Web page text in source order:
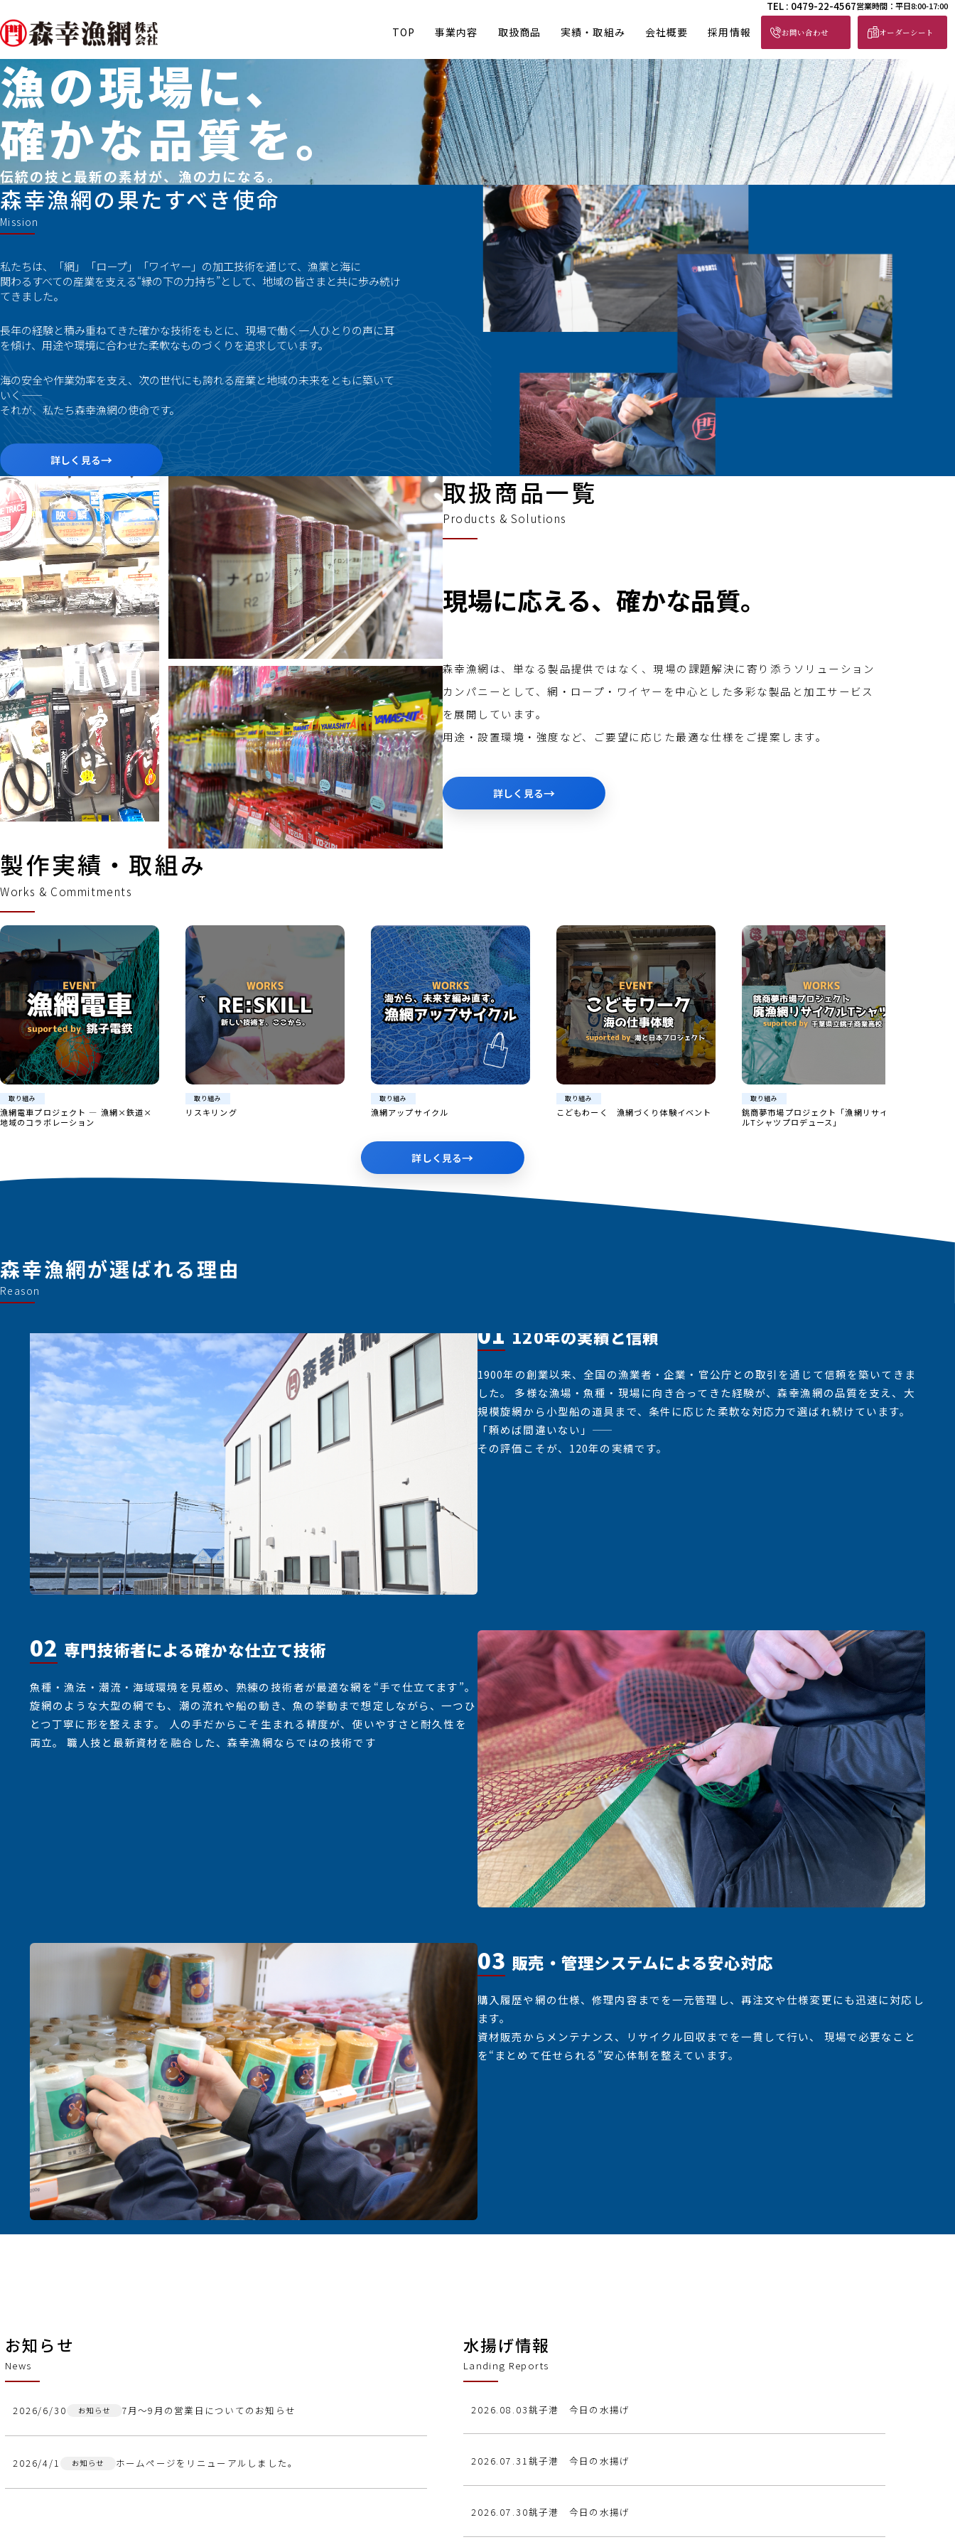
TEL : 0479-22-4567営業時間：平日8:00-17:00
TOP 事業内容 取扱商品 実績・取組み 会社概要 採用情報 お問い合わせ オーダーシート
漁の現場に、
確かな品質を。
伝統の技と最新の素材が、漁の力になる。
森幸漁網の果たすべき使命
Mission
私たちは、「網」「ロープ」「ワイヤー」の加工技術を通じて、漁業と海に
関わるすべての産業を支える“縁の下の力持ち”として、地域の皆さまと共に歩み続け
てきました。
長年の経験と積み重ねてきた確かな技術をもとに、現場で働く一人ひとりの声に耳
を傾け、用途や環境に合わせた柔軟なものづくりを追求しています。
海の安全や作業効率を支え、次の世代にも誇れる産業と地域の未来をともに築いて
いく——
それが、私たち森幸漁網の使命です。
詳しく見る→
取扱商品一覧
Products & Solutions
現場に応える、確かな品質。
森幸漁網は、単なる製品提供ではなく、現場の課題解決に寄り添うソリューション
カンパニーとして、網・ロープ・ワイヤーを中心とした多彩な製品と加工サービス
を展開しています。
用途・設置環境・強度など、ご要望に応じた最適な仕様をご提案します。
詳しく見る→
製作実績・取組み
Works & Commitments
取り組み
リスキリング
取り組み
漁網アップサイクル
取り組み
こどもわーく 漁網づくり体験イベント
取り組み
銚商夢市場プロジェクト「漁網リサイク
取り組み
使用済み漁網のリサイクル事業
詳しく見る→
森幸漁網が選ばれる理由
Reason
01 120年の実績と信頼
1900年の創業以来、全国の漁業者・企業・官公庁との取引を通じて信頼を築いてきま
した。 多様な漁場・魚種・現場に向き合ってきた経験が、森幸漁網の品質を支え、大
規模旋網から小型船の道具まで、条件に応じた柔軟な対応力で選ばれ続けています。
「頼めば間違いない」——
その評価こそが、120年の実績です。
02 専門技術者による確かな仕立て技術
魚種・漁法・潮流・海域環境を見極め、熟練の技術者が最適な網を“手で仕立てます”。
旋網のような大型の網でも、潮の流れや船の動き、魚の挙動まで想定しながら、一つひ
とつ丁寧に形を整えます。 人の手だからこそ生まれる精度が、使いやすさと耐久性を
両立。 職人技と最新資材を融合した、森幸漁網ならではの技術です
03 販売・管理システムによる安心対応
購入履歴や網の仕様、修理内容までを一元管理し、再注文や仕様変更にも迅速に対応し
ます。
資材販売からメンテナンス、リサイクル回収までを一貫して行い、 現場で必要なこと
を“まとめて任せられる”安心体制を整えています。
お知らせ
News
2026/6/30 お知らせ 7月～9月の営業日についてのお知らせ
2026/4/1 お知らせ ホームページをリニューアルしました。
水揚げ情報
Landing Reports
2026.08.03銚子港 今日の水揚げ
2026.07.31銚子港 今日の水揚げ
2026.07.30銚子港 今日の水揚げ